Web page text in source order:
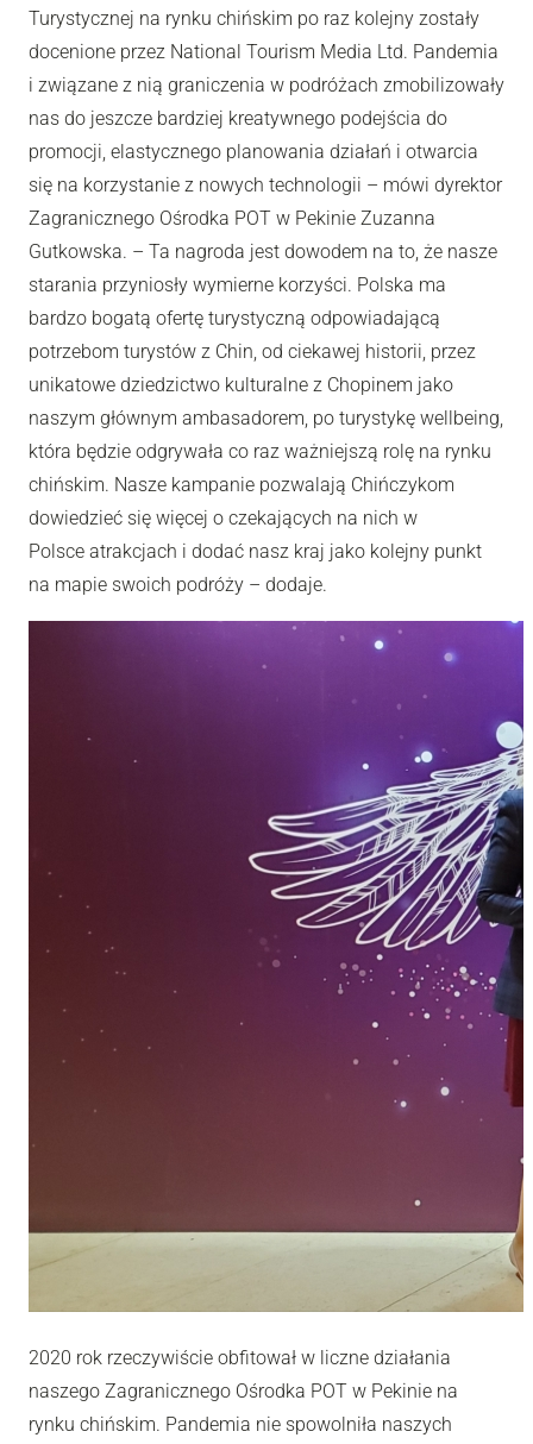
Turystycznej na rynku chińskim po raz kolejny zostały
docenione przez National Tourism Media Ltd. Pandemia
i związane z nią graniczenia w podróżach zmobilizowały
nas do jeszcze bardziej kreatywnego podejścia do
promocji, elastycznego planowania działań i otwarcia
się na korzystanie z nowych technologii – mówi dyrektor
Zagranicznego Ośrodka POT w Pekinie Zuzanna
Gutkowska. – Ta nagroda jest dowodem na to, że nasze
starania przyniosły wymierne korzyści. Polska ma
bardzo bogatą ofertę turystyczną odpowiadającą
potrzebom turystów z Chin, od ciekawej historii, przez
unikatowe dziedzictwo kulturalne z Chopinem jako
naszym głównym ambasadorem, po turystykę wellbeing,
która będzie odgrywała co raz ważniejszą rolę na rynku
chińskim. Nasze kampanie pozwalają Chińczykom
dowiedzieć się więcej o czekających na nich w
Polsce atrakcjach i dodać nasz kraj jako kolejny punkt
na mapie swoich podróży – dodaje.
2020 rok rzeczywiście obfitował w liczne działania
naszego Zagranicznego Ośrodka POT w Pekinie na
rynku chińskim. Pandemia nie spowolniła naszych